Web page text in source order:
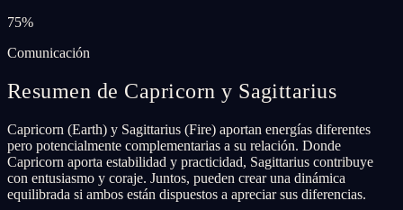
75%
Comunicación
Resumen de Capricorn y Sagittarius
Capricorn (Earth) y Sagittarius (Fire) aportan energías diferentes
pero potencialmente complementarias a su relación. Donde
Capricorn aporta estabilidad y practicidad, Sagittarius contribuye
con entusiasmo y coraje. Juntos, pueden crear una dinámica
equilibrada si ambos están dispuestos a apreciar sus diferencias.